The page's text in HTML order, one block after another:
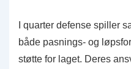
I quarter defense spiller
både pasnings- og
støtte for laget. Deres